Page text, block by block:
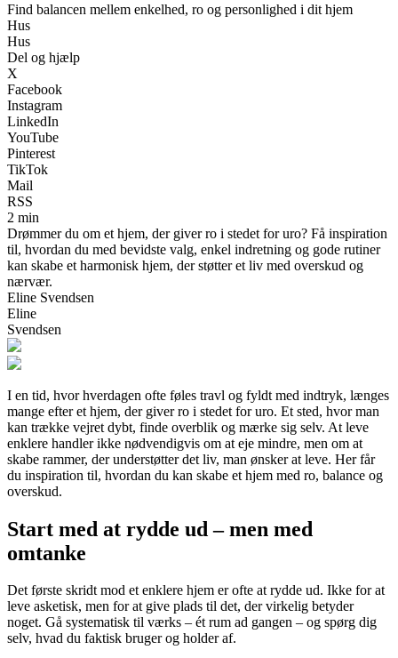
Find balancen mellem enkelhed, ro og personlighed i dit hjem
Hus
Hus
Del og hjælp
X
Facebook
Instagram
LinkedIn
YouTube
Pinterest
TikTok
Mail
RSS
2 min
Drømmer du om et hjem, der giver ro i stedet for uro? Få inspiration
til, hvordan du med bevidste valg, enkel indretning og gode rutiner
kan skabe et harmonisk hjem, der støtter et liv med overskud og
nærvær.
Eline Svendsen
Eline
Svendsen
I en tid, hvor hverdagen ofte føles travl og fyldt med indtryk, længes
mange efter et hjem, der giver ro i stedet for uro. Et sted, hvor man
kan trække vejret dybt, finde overblik og mærke sig selv. At leve
enklere handler ikke nødvendigvis om at eje mindre, men om at
skabe rammer, der understøtter det liv, man ønsker at leve. Her får
du inspiration til, hvordan du kan skabe et hjem med ro, balance og
overskud.
Start med at rydde ud – men med
omtanke
Det første skridt mod et enklere hjem er ofte at rydde ud. Ikke for at
leve asketisk, men for at give plads til det, der virkelig betyder
noget. Gå systematisk til værks – ét rum ad gangen – og spørg dig
selv, hvad du faktisk bruger og holder af.